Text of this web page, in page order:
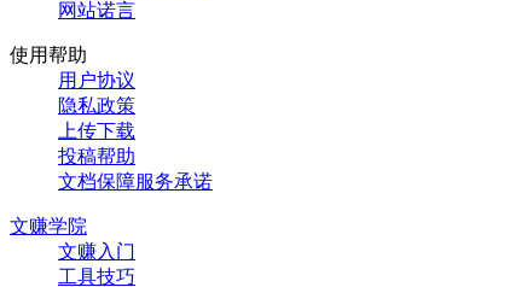
网站诺言
使用帮助
用户协议
隐私政策
上传下载
投稿帮助
文档保障服务承诺
文赚学院
文赚入门
工具技巧